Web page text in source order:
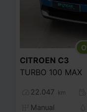
CITROEN C3
TURBO 100 MAX
22.047 km
Manual